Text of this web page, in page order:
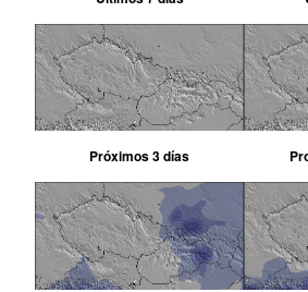
Próximos 3 días